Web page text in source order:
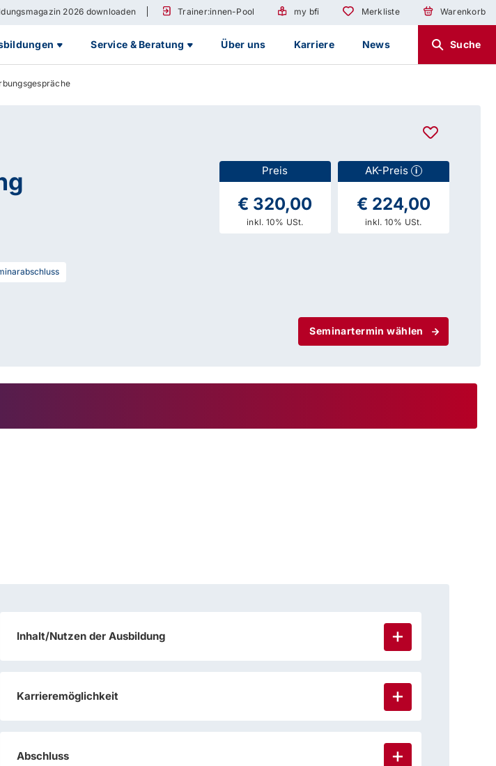
2026 downloaden Trainer:innen-Pool my bfi Merkliste Warenkorb
Service & Beratung Über uns Karriere News Suche
AK-Preis i
€ 224,00
inkl. 10% USt.
Preis
€ 320,00
inkl. 10% USt.
Seminartermin wählen
Inhalt/Nutzen der Ausbildung
Karrieremöglichkeit
Abschluss